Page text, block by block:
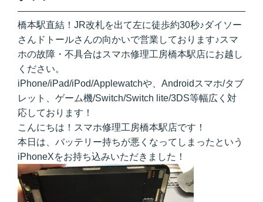
橋本駅直結！JR改札を出て左に徒歩約30秒♪ダイソー
さんドトールさんの向かいで営業しております♪スマ
ホの故障・不具合はスマホ修理工房橋本駅店にお越し
ください。
iPhone/iPad/iPod/Applewatchや、Androidスマホ/タブ
レット、ゲーム機/Switch/Switch lite/3DS等幅広く対
応しております！
こんにちは！スマホ修理工房橋本駅店です！
本日は、バッテリー持ちが悪くなってしまったという
iPhoneXをお持ち込みいただきました！